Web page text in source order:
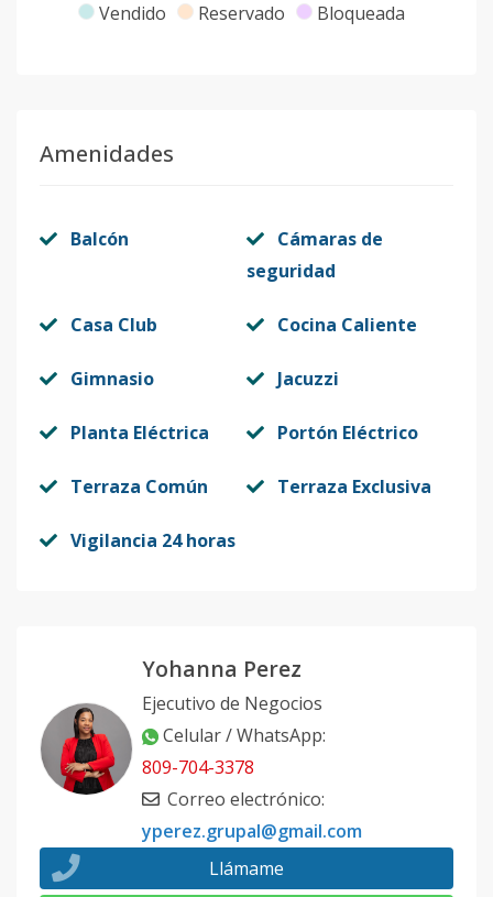
Vendido Reservado Bloqueada
Amenidades
Balcón
Cámaras de
seguridad
Casa Club Cocina Caliente
Gimnasio Jacuzzi
Planta Eléctrica Portón Eléctrico
Terraza Común Terraza Exclusiva
Vigilancia 24 horas
Yohanna Perez
Ejecutivo de Negocios
Celular / WhatsApp:
809-704-3378
Correo electrónico:
yperez.grupal@gmail.com
Llámame